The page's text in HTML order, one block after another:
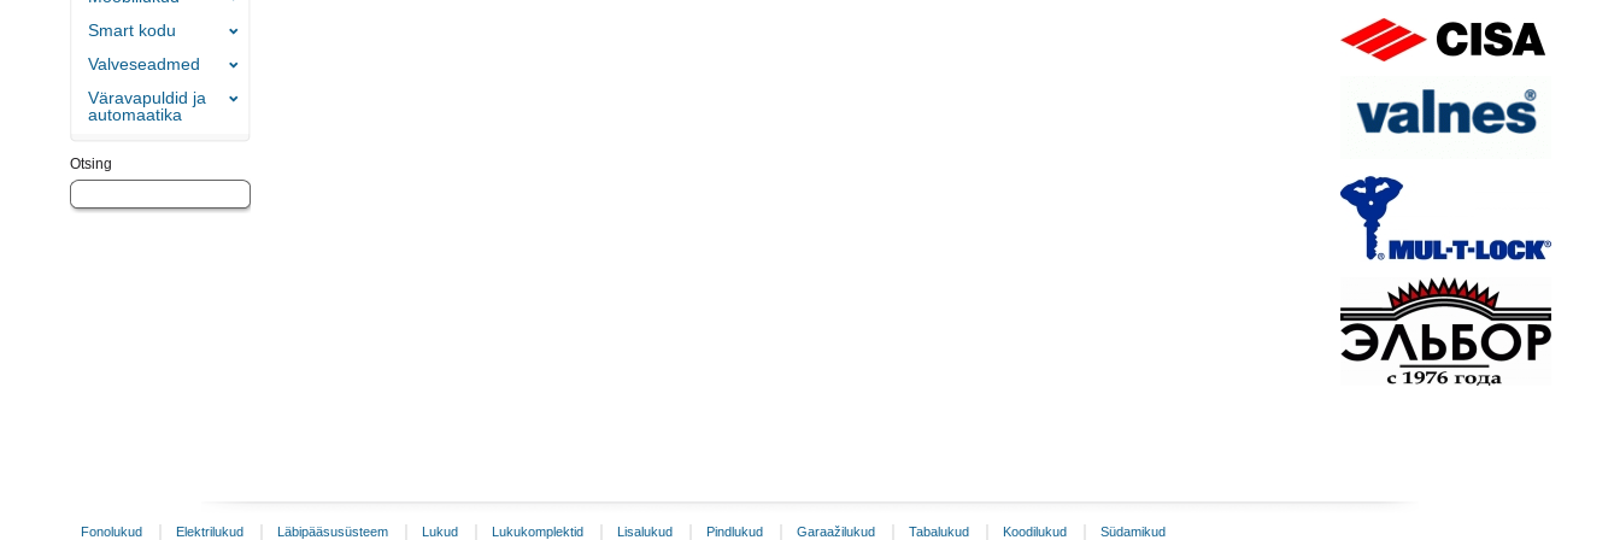
Smart kodu
Valveseadmed
Väravapuldid ja
automaatika
Otsing
Fonolukud Elektrilukud Läbipääsusüsteem Lukud Lukukomplektid Lisalukud Pindlukud Garaažilukud Tabalukud Koodilukud Südamikud